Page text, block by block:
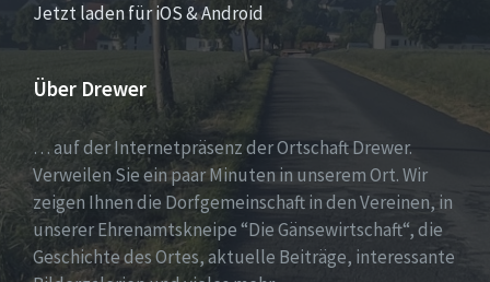
Jetzt laden für iOS & Android
Über Drewer
… auf der Internetpräsenz der Ortschaft Drewer.
Verweilen Sie ein paar Minuten in unserem Ort. Wir
zeigen Ihnen die Dorfgemeinschaft in den Vereinen, in
unserer Ehrenamtskneipe “Die Gänsewirtschaft“, die
Geschichte des Ortes, aktuelle Beiträge, interessante